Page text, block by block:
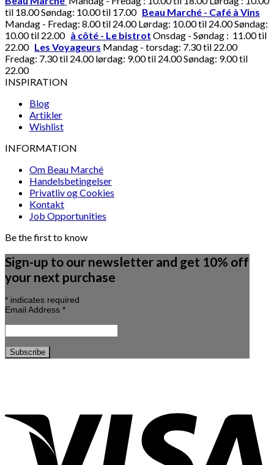
til 18.00 Søndag: 10.00 til 17.00 Beau Marché - Café à Vins
Mandag - Fredag: 8.00 til 24.00 Lørdag: 10.00 til 24.00 Søndag:
10.00 til 22.00 à côté - Le bistrot Onsdag - Søndag : 11.00 til
22.00 Les Voyageurs Mandag - torsdag: 7.30 til 22.00
Fredag: 7.30 til 24.00 lørdag: 9.00 til 24.00 Søndag: 9.00 til
22.00
INSPIRATION
Blog
Artikler
Wishlist
INFORMATION
Om Beau Marché
Handelsbetingelser
Privatliv og Cookies
Kontakt
Job Opportunities
Be the first to know
Sign-up to our newsletter and get 10% off
your next purchase
* indicates required
Email Address *